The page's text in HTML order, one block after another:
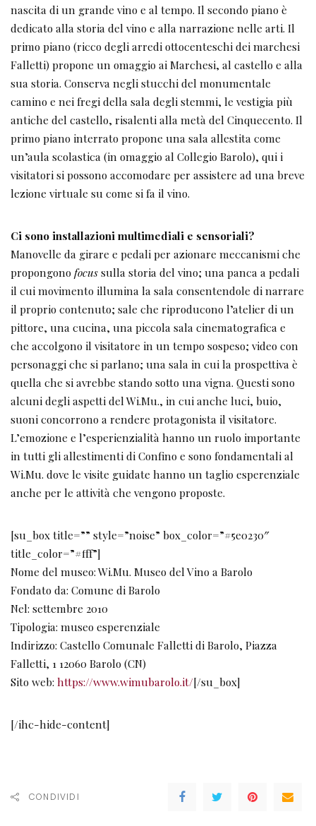
nascita di un grande vino e al tempo. Il secondo piano è
dedicato alla storia del vino e alla narrazione nelle arti. Il
primo piano (ricco degli arredi ottocenteschi dei marchesi
Falletti) propone un omaggio ai Marchesi, al castello e alla
sua storia. Conserva negli stucchi del monumentale
camino e nei fregi della sala degli stemmi, le vestigia più
antiche del castello, risalenti alla metà del Cinquecento. Il
primo piano interrato propone una sala allestita come
un’aula scolastica (in omaggio al Collegio Barolo), qui i
visitatori si possono accomodare per assistere ad una breve
lezione virtuale su come si fa il vino.
Ci sono installazioni multimediali e sensoriali?
Manovelle da girare e pedali per azionare meccanismi che
propongonofocussulla storia del vino; una panca a pedali
il cui movimento illumina la sala consentendole di narrare
il proprio contenuto; sale che riproducono l’atelier di un
pittore, una cucina, una piccola sala cinematografica e
che accolgono il visitatore in un tempo sospeso; video con
personaggi che si parlano; una sala in cui la prospettiva è
quella che si avrebbe stando sotto una vigna. Questi sono
alcuni degli aspetti del Wi.Mu., in cui anche luci, buio,
suoni concorrono a rendere protagonista il visitatore.
L’emozione e l’esperienzialità hanno un ruolo importante
in tutti gli allestimenti di Confino e sono fondamentali al
Wi.Mu. dove le visite guidate hanno un taglio esperenziale
anche per le attività che vengono proposte.
[su_box title=”” style=”noise” box_color=”#5e0230″
title_color=”#fff”]
Nome del museo: Wi.Mu. Museo del Vino a Barolo
Fondato da: Comune di Barolo
Nel: settembre 2010
Tipologia: museo esperenziale
Indirizzo: Castello Comunale Falletti di Barolo, Piazza
Falletti, 1 12060 Barolo (CN)
Sito web: https://www.wimubarolo.it/[/su_box]
[/ihc-hide-content]
CONDIVIDI